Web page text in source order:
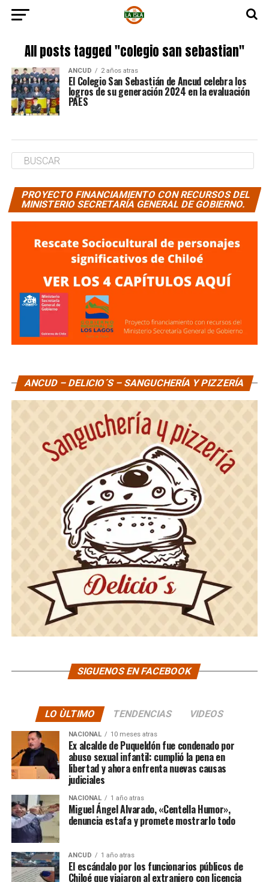
All posts tagged "colegio san sebastian"
ANCUD 2 años atras
El Colegio San Sebastián de Ancud celebra los
logros de su generación 2024 en la evaluación
PAES
PROYECTO FINANCIAMIENTO CON RECURSOS DEL
MINISTERIO SECRETARÍA GENERAL DE GOBIERNO.
ANCUD – DELICIO´S – SANGUCHERÍA Y PIZZERÍA
SIGUENOS EN FACEBOOK
LO ÙLTIMO TENDENCIAS VIDEOS
NACIONAL 10 meses atras
Ex alcalde de Puqueldón fue condenado por
abuso sexual infantil: cumplió la pena en
libertad y ahora enfrenta nuevas causas
judiciales
NACIONAL 1 año atras
Miguel Ángel Alvarado, «Centella Humor»,
denuncia estafa y promete mostrarlo todo
ANCUD 1 año atras
El escándalo por los funcionarios públicos de
Chiloé que viajaron al extranjero con licencia